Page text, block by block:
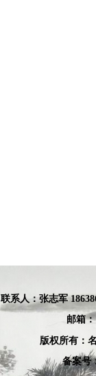
联系人：张志军
邮箱：
版权所有：
备案号